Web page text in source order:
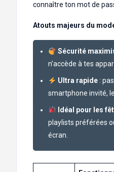
connaître ton mot de
Atouts majeurs du
Sécurité
n’accède à tes
Ultra rapide:
smartphone invité,
Idéal pour les
playlists préférées
écran.